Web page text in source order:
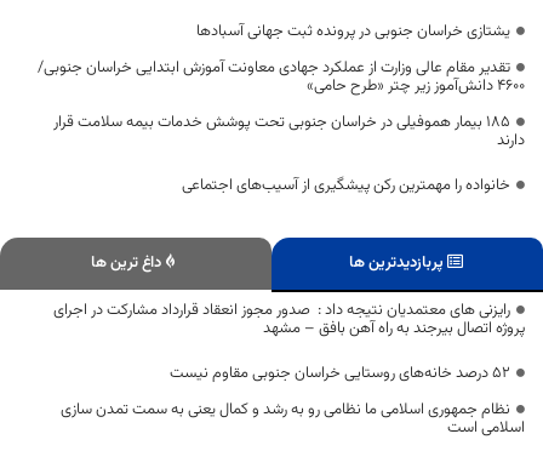
یشتازی خراسان جنوبی در پرونده ثبت جهانی آسبادها
تقدیر مقام عالی وزارت از عملکرد جهادی معاونت آموزش ابتدایی خراسان جنوبی/
۴۶۰۰ دانش‌آموز زیر چتر «طرح حامی»
۱۸۵ بیمار هموفیلی در خراسان جنوبی تحت پوشش خدمات بیمه سلامت قرار
دارند
خانواده را مهمترین رکن پیشگیری از آسیب‌های اجتماعی
پربازدیدترین ها
داغ ترین ها
رایزنی های معتمدیان نتیجه داد : صدور مجوز انعقاد قرارداد مشارکت در اجرای
پروژه اتصال بیرجند به راه آهن بافق – مشهد
۵۲ درصد خانه‌های روستایی خراسان جنوبی مقاوم نیست
نظام جمهوری اسلامی ما نظامی رو به رشد و کمال یعنی به سمت تمدن سازی
اسلامی است